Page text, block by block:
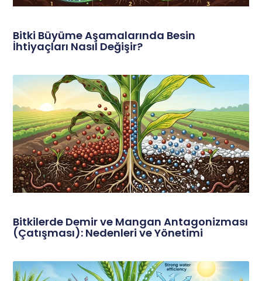
Bitki Büyüme Aşamalarında Besin
İhtiyaçları Nasıl Değişir?
Bitkilerde Demir ve Mangan Antagonizması
(Çatışması): Nedenleri ve Yönetimi